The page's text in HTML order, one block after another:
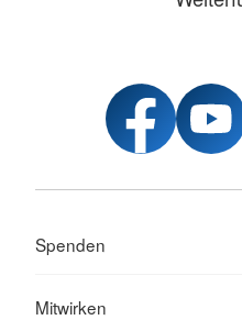
Spenden
Mitwirken